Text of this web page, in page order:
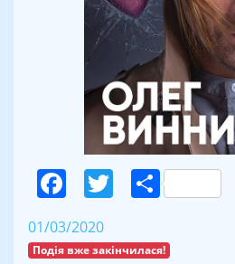
Facebook
Twitter
01/03/2020
Подія вже закінчилася!